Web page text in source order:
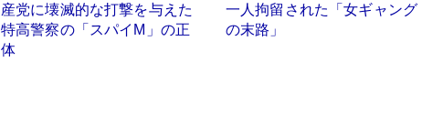
産党に壊滅的な打撃を与えた
特高警察の「スパイM」の正
体
一人拘留された「女ギャング
の末路」